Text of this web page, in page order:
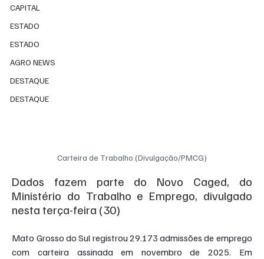
CAPITAL
ESTADO
ESTADO
AGRO NEWS
DESTAQUE
DESTAQUE
Carteira de Trabalho.(Divulgação/PMCG)
Dados fazem parte do Novo Caged, do
Ministério do Trabalho e Emprego, divulgado
nesta terça-feira (30)
Mato Grosso do Sul registrou 29.173 admissões de emprego
com carteira assinada em novembro de 2025. Em